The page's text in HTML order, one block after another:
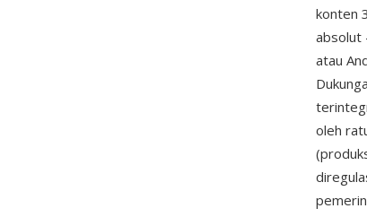
konten
absolut
atau
oleh